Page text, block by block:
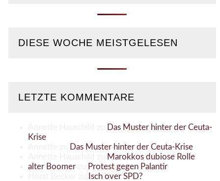
DIESE WOCHE MEISTGELESEN
LETZTE KOMMENTARE
Das Muster hinter der Ceuta-
Krise
Das Muster hinter der Ceuta-Krise
Marokkos dubiose Rolle
alter Boomerzu
Protest gegen Palantir
Isch over SPD?